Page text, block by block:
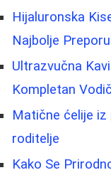
Hijaluronska
Najbolje
Ultrazvučna
Kompletan Vodič
Matične ćelije iz
roditelje
Kako Se